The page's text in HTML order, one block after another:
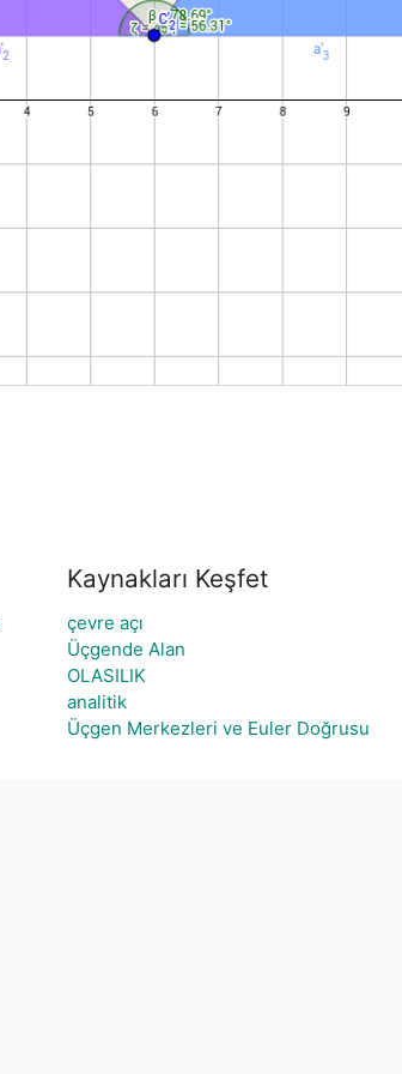
Kaynakları Keşfet
çevre açı
Üçgende Alan
OLASILIK
analitik
Üçgen Merkezleri ve Euler Doğrusu